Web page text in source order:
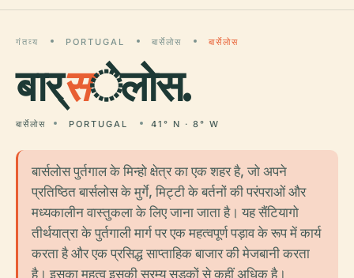
गंतव्य PORTUGAL बार्सेलोस बार्सेलोस
बार्सेलोस.
बार्सेलोस PORTUGAL 41° N · 8° W
बार्सलोस पुर्तगाल के मिन्हो क्षेत्र का एक शहर है, जो अपने
प्रतिष्ठित बार्सलोस के मुर्गे, मिट्टी के बर्तनों की परंपराओं और
मध्यकालीन वास्तुकला के लिए जाना जाता है। यह सैंटियागो
तीर्थयात्रा के पुर्तगाली मार्ग पर एक महत्वपूर्ण पड़ाव के रूप में कार्य
करता है और एक प्रसिद्ध साप्ताहिक बाजार की मेजबानी करता
है। इसका महत्व इसकी सुरम्य सड़कों से कहीं अधिक है।